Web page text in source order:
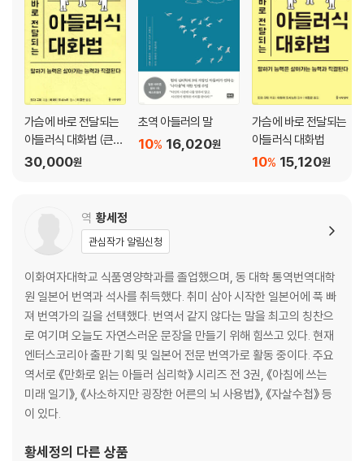
Part 4 고난을 극복하는 활력을 키우다
Story 4 당신이 ‘돌아갈 집’은 어디인가
01 자신의 ‘용기 부여’ 수준을 확인한다
02 자신에게 용기를 부여하는 작업
03 실의에 빠졌을 때 용기 부여하기
Story 5 잘 가요, 아들러
가슴에 바로 전달되는
아들러식 대화법 (큰글
자도서)
30,000원
초역 아들러의 말
16,020원
10%
가슴에 바로 전달되는
아들러식 대화법
15,120원
10%
역 황세정
관심작가 알림신청
이화여자대학교 식품영양학과를 졸업했으며, 동 대학 통역번역대학
원 일본어 번역과 석사를 취득했다. 취미 삼아 시작한 일본어에 푹 빠
져 번역가의 길을 선택했다. 번역서 같지 않다는 말을 최고의 칭찬으
로 여기며 오늘도 자연스러운 문장을 만들기 위해 힘쓰고 있다. 현재
엔터스코리아 출판 기획 및 일본어 전문 번역가로 활동 중이다. 주요
역서로 《만화로 읽는 아들러 심리학》 시리즈 전 3권, 《아침에 쓰는
미래 일기》, 《사소하지만 굉장한 어른의 뇌 사용법》, 《자살수첩》 등
이 있다.
황세정의 다른 상품